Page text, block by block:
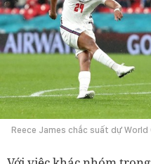
Reece James chắc suất dự